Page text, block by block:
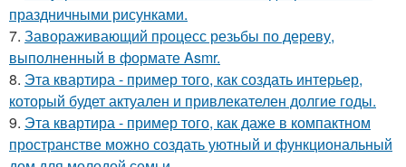
праздничными рисунками.
7. Завораживающий процесс резьбы по дереву,
выполненный в формате Asmr.
8. Эта квартира - пример того, как создать интерьер,
который будет актуален и привлекателен долгие годы.
9. Эта квартира - пример того, как даже в компактном
пространстве можно создать уютный и функциональный